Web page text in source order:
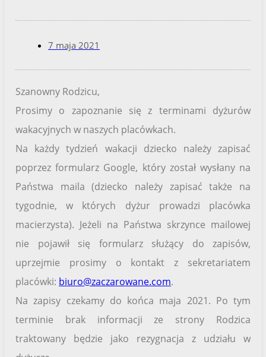
7 maja 2021
Szanowny Rodzicu,
Prosimy o zapoznanie się z terminami dyżurów
wakacyjnych w naszych placówkach.
Na każdy tydzień wakacji dziecko należy zapisać
poprzez formularz Google, który został wysłany na
Państwa maila (dziecko należy zapisać także na
tygodnie, w których dyżur prowadzi placówka
macierzysta). Jeżeli na Państwa skrzynce mailowej
nie pojawił się formularz służący do zapisów,
uprzejmie prosimy o kontakt z sekretariatem
placówki: biuro@zaczarowane.com.
Na zapisy czekamy do końca maja 2021. Po tym
terminie brak informacji ze strony Rodzica
traktowany będzie jako rezygnacja z udziału w